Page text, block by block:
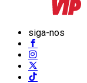
siga-nos